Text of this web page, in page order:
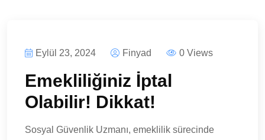
Eylül 23, 2024 Finyad 0 Views
Emekliliğiniz İptal
Olabilir! Dikkat!
Sosyal Güvenlik Uzmanı, emeklilik sürecinde